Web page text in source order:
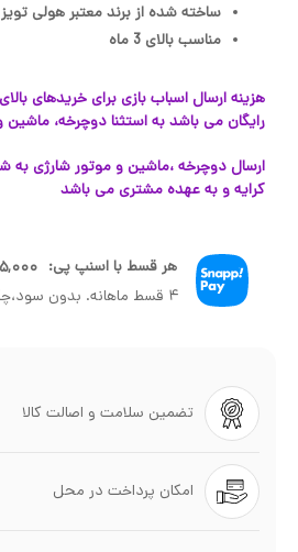
ساخته شده از برند معتبر هولی تویز Hola Toys
مناسب بالای 3 ماه
هزینه ارسال اسباب بازی برای خریدهای
رایگان می باشد به استثنا دوچرخه، ماشین
ارسال دوچرخه ،ماشین و موتور شارژی
کرایه و به عهده مشتری می باشد
هر قسط با اسنپ پی:
۴ قسط ماهانه. بدون سود،چک و ضامن
تضمین سلامت و اصالت کالا
امکان پرداخت در محل